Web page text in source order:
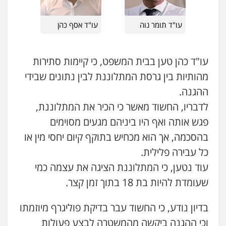
0507120031
0544712201
משפט פלילי פשיעה חמורה פלילי
0524282442
כבריאן, מזר – משרד עורכי דין
פלילי מעצרים וחקירות
0543986802
עו"ד דפנה לביא
עו"ד תומר נוה עו"ד אסף כהן
עו"ד כהן טען בבית המשפט, כי קיימות סתירות
מהותיות בין גרסת המתלוננת לבין נתונים שבידי
ההגנה.
לדבריו, החשוד מאשר כי הכיר את המתלוננת,
פגש אותה ואף היו ביניהם מגעים מסוימים
בהסכמה, אך הוא מכחיש בתוקף קיום יחסי מין או
כל עבירה פלילית.
עוד נטען, כי המתלוננת הציגה את עצמה כמי
שעומדת להיות בת 18 בתוך זמן קצר.
בדיון נודע, כי החשוד עבר בדיקת פוליגרף מיוזמתו
וכי ההגנה ביקשה מהמשטרה לבצע פעולות